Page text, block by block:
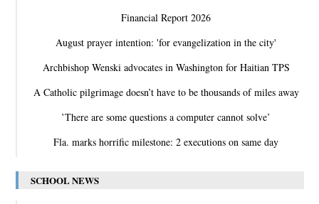
Financial Report 2026
August prayer intention: 'for evangelization in the city'
Archbishop Wenski advocates in Washington for Haitian TPS
A Catholic pilgrimage doesn’t have to be thousands of miles away
‛There are some questions a computer cannot solve’
Fla. marks horrific milestone: 2 executions on same day
SCHOOL NEWS